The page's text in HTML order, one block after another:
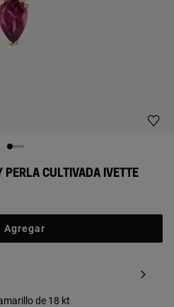
PERLA CULTIVADA IVETTE
Agregar
de 18 kt